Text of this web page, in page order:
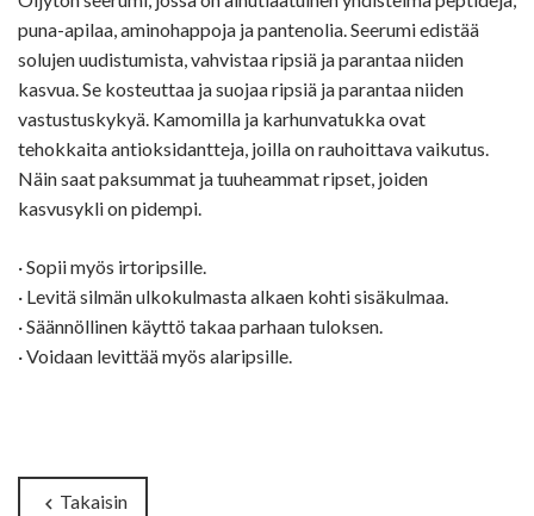
puna-apilaa, aminohappoja ja pantenolia. Seerumi edistää
solujen uudistumista, vahvistaa ripsiä ja parantaa niiden
kasvua. Se kosteuttaa ja suojaa ripsiä ja parantaa niiden
vastustuskykyä. Kamomilla ja karhunvatukka ovat
tehokkaita antioksidantteja, joilla on rauhoittava vaikutus.
Näin saat paksummat ja tuuheammat ripset, joiden
kasvusykli on pidempi.
· Sopii myös irtoripsille.
· Levitä silmän ulkokulmasta alkaen kohti sisäkulmaa.
· Säännöllinen käyttö takaa parhaan tuloksen.
· Voidaan levittää myös alaripsille.
chevron_left Takaisin